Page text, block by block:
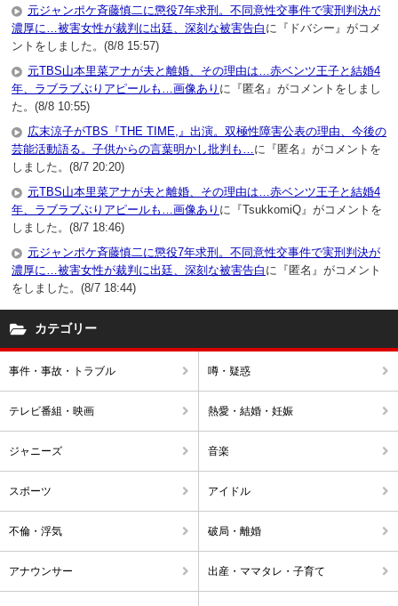
元ジャンポケ斉藤慎二に懲役7年求刑。不同意性交事件で実刑判決が
濃厚に…被害女性が裁判に出廷、深刻な被害告白 に『ドバシー』がコメ
ントをしました。(8/8 15:57)
元TBS山本里菜アナが夫と離婚、その理由は…赤ベンツ王子と結婚4
年、ラブラブぶりアピールも…画像あり に『匿名』がコメントをしまし
た。(8/8 10:55)
広末涼子がTBS『THE TIME,』出演。双極性障害公表の理由、今後の
芸能活動語る。子供からの言葉明かし批判も…に『匿名』がコメントを
しました。(8/7 20:20)
元TBS山本里菜アナが夫と離婚、その理由は…赤ベンツ王子と結婚4
年、ラブラブぶりアピールも…画像あり に『TsukkomiQ』がコメントを
しました。(8/7 18:46)
元ジャンポケ斉藤慎二に懲役7年求刑。不同意性交事件で実刑判決が
濃厚に…被害女性が裁判に出廷、深刻な被害告白 に『匿名』がコメント
をしました。(8/7 18:44)
カテゴリー
事件・事故・トラブル 噂・疑惑
テレビ番組・映画 熱愛・結婚・妊娠
ジャニーズ 音楽
スポーツ アイドル
不倫・浮気 破局・離婚
アナウンサー 出産・ママタレ・子育て